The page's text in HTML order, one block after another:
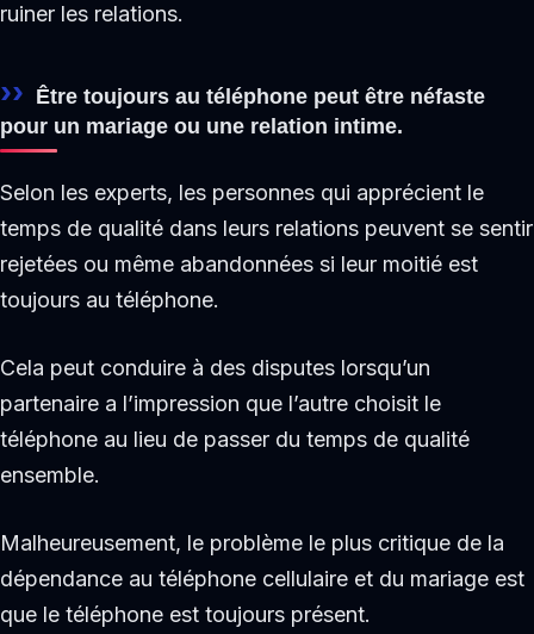
ruiner les relations.
Être toujours au téléphone peut être néfaste
pour un mariage ou une relation intime.
Selon les experts, les personnes qui apprécient le
temps de qualité dans leurs relations peuvent se sentir
rejetées ou même abandonnées si leur moitié est
toujours au téléphone.
Cela peut conduire à des disputes lorsqu’un
partenaire a l’impression que l’autre choisit le
téléphone au lieu de passer du temps de qualité
ensemble.
Malheureusement, le problème le plus critique de la
dépendance au téléphone cellulaire et du mariage est
que le téléphone est toujours présent.